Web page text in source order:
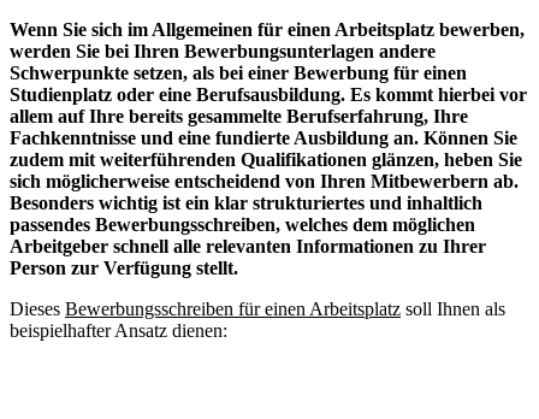
Wenn Sie sich im Allgemeinen für einen Arbeitsplatz bewerben,
werden Sie bei Ihren Bewerbungsunterlagen andere
Schwerpunkte setzen, als bei einer Bewerbung für einen
Studienplatz oder eine Berufsausbildung. Es kommt hierbei vor
allem auf Ihre bereits gesammelte Berufserfahrung, Ihre
Fachkenntnisse und eine fundierte Ausbildung an. Können Sie
zudem mit weiterführenden Qualifikationen glänzen, heben Sie
sich möglicherweise entscheidend von Ihren Mitbewerbern ab.
Besonders wichtig ist ein klar strukturiertes und inhaltlich
passendes Bewerbungsschreiben, welches dem möglichen
Arbeitgeber schnell alle relevanten Informationen zu Ihrer
Person zur Verfügung stellt.
Dieses Bewerbungsschreiben für einen Arbeitsplatz soll Ihnen als
beispielhafter Ansatz dienen: